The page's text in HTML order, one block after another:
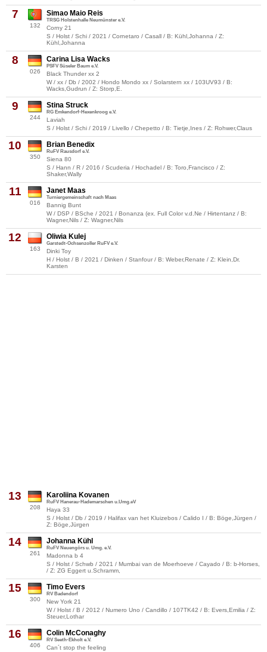
7
132
Simao Maio Reis
TRSG Holstenhalle Neumünster e.V.
Corny 21
S / Holst / Schi / 2021 / Cornetaro / Casall / B: Kühl,Johanna / Z:
Kühl,Johanna
8
026
Carina Lisa Wacks
PSFV Süseler Baum e.V.
Black Thunder xx 2
W / xx / Db / 2002 / Hondo Mondo xx / Solarstern xx / 103UV93 / B:
Wacks,Gudrun / Z: Storp,E.
9
244
Stina Struck
RG Emkendorf-Hexenkroog e.V.
Laviah
S / Holst / Schi / 2019 / Livello / Chepetto / B: Tietje,Ines / Z: Rohwer,Claus
10
350
Brian Benedix
RuFV Rausdorf e.V.
Siena 80
S / Hann / R / 2016 / Scuderia / Hochadel / B: Toro,Francisco / Z:
Shaker,Wally
11
016
Janet Maas
Turniergemeinschaft nach Maas
Bannig Bunt
W / DSP / BSche / 2021 / Bonanza (ex. Full Color v.d.Ne / Hirtentanz / B:
Wagner,Nils / Z: Wagner,Nils
12
163
Oliwia Kulej
Garstedt-Ochsenzoller RuFV e.V.
Dinki Toy
H / Holst / B / 2021 / Dinken / Stanfour / B: Weber,Renate / Z: Klein,Dr.
Karsten
13
208
Karoliina Kovanen
RuFV Hanerau-Hademarschen u.Umg.eV
Haya 33
S / Holst / Db / 2019 / Halifax van het Kluizebos / Calido I / B: Böge,Jürgen /
Z: Böge,Jürgen
14
261
Johanna Kühl
RuFV Neuengörs u. Umg. e.V.
Madonna b 4
S / Holst / Schwb / 2021 / Mumbai van de Moerhoeve / Cayado / B: b-Horses,
/ Z: ZG Eggert u.Schramm,
15
300
Timo Evers
RV Badendorf
New York 21
W / Holst / B / 2012 / Numero Uno / Candillo / 107TK42 / B: Evers,Emilia / Z:
Steuer,Lothar
16
406
Colin McConaghy
RV Seeth-Ekholt e.V.
Can´t stop the feeling